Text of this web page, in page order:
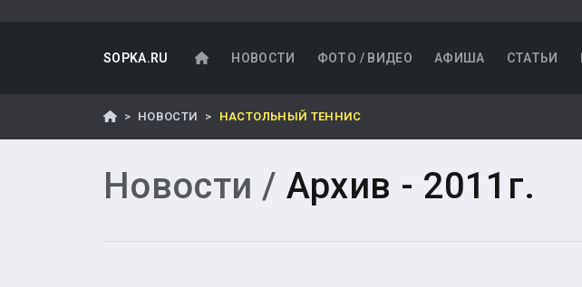
SOPKA.RU НОВОСТИ ФОТО / ВИДЕО АФИША СТАТЬИ
НОВОСТИ НАСТОЛЬНЫЙ ТЕННИС
Новости / Архив - 2011г.